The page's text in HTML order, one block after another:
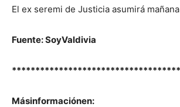
El ex seremi de Justicia asumirá
Fuente: SoyValdivia
Másinformaciónen: